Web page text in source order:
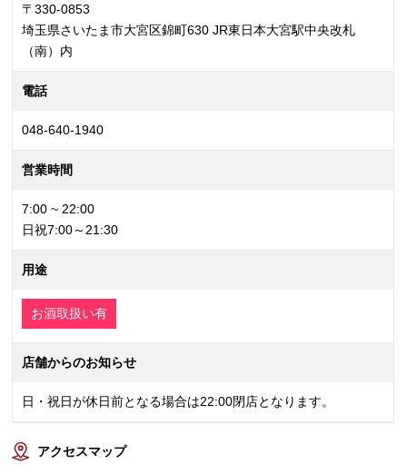
〒330-0853
埼玉県さいたま市大宮区錦町630 JR東日本大宮駅中央改札
（南）内
電話
048-640-1940
営業時間
7:00 ~ 22:00
日祝7:00～21:30
用途
お酒取扱い有
店舗からのお知らせ
日・祝日が休日前となる場合は22:00閉店となります。
アクセスマップ